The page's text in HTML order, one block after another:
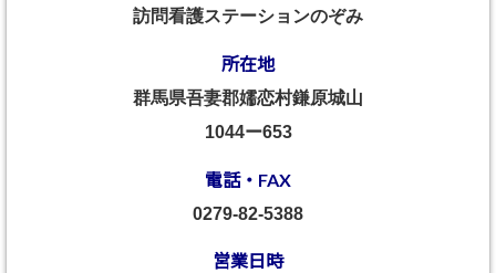
訪問看護ステーションのぞみ
所在地
群馬県吾妻郡嬬恋村鎌原城山
1044ー653
電話・FAX
0279-82-5388
営業日時